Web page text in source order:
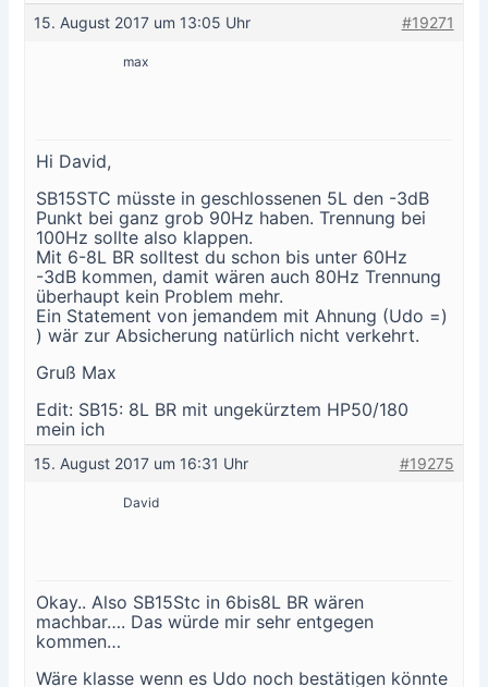
15. August 2017 um 13:05 Uhr #19271
max
Hi David,
SB15STC müsste in geschlossenen 5L den -3dB
Punkt bei ganz grob 90Hz haben. Trennung bei
100Hz sollte also klappen.
Mit 6-8L BR solltest du schon bis unter 60Hz
-3dB kommen, damit wären auch 80Hz Trennung
überhaupt kein Problem mehr.
Ein Statement von jemandem mit Ahnung (Udo =)
) wär zur Absicherung natürlich nicht verkehrt.
Gruß Max
Edit: SB15: 8L BR mit ungekürztem HP50/180
mein ich
15. August 2017 um 16:31 Uhr #19275
David
Okay.. Also SB15Stc in 6bis8L BR wären
machbar…. Das würde mir sehr entgegen
kommen…
Wäre klasse wenn es Udo noch bestätigen könnte